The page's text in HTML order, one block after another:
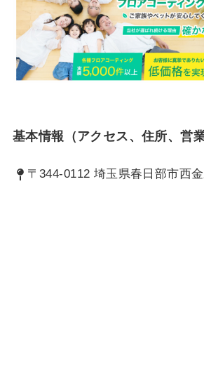
基本情報（アクセス、住所、営業
〒344-0112 埼玉県春日部市西